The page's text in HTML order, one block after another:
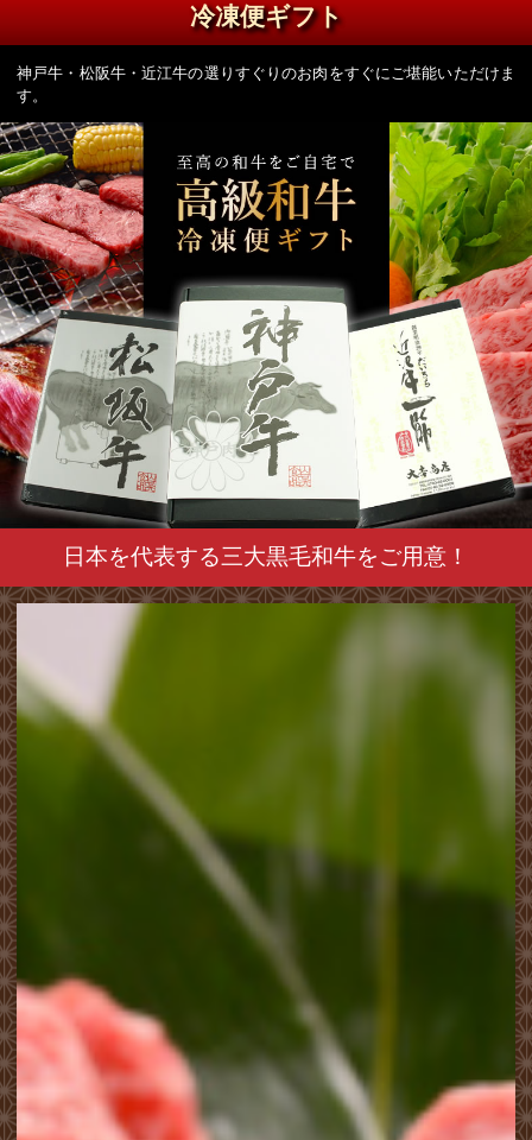
冷凍便ギフト
神戸牛・松阪牛・近江牛の選りすぐりのお肉をすぐにご堪能いただけま
す。
日本を代表する三大黒毛和牛をご用意！